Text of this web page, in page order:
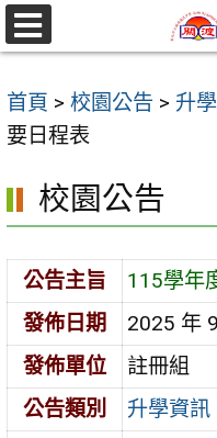
跳
至
要
內
區
選
單
首頁 > 校園公告 > 升
要日程表
校園公告
公告主旨
115學年
發佈日期
2025 年
發佈單位
註冊組
公告類別
升學資訊